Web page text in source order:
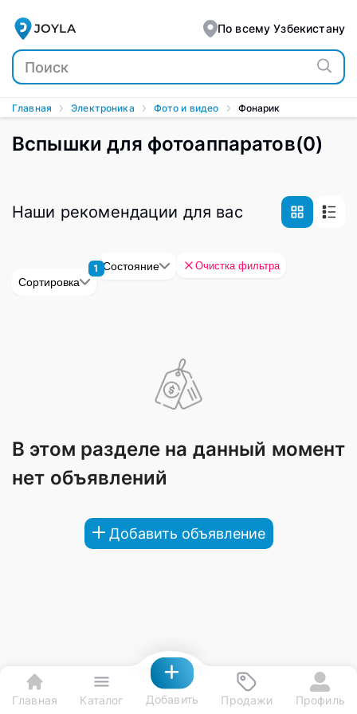
JOYLA По всему Узбекистану
Главная Электроника Фото и видео Фонарик
Вспышки для фотоаппаратов(0)
Наши рекомендации для вас
Сортировка
1 Состояние Очистка фильтра
В этом разделе на данный момент
нет объявлений
Добавить объявление
Главная Каталог Добавить Продажи Профиль